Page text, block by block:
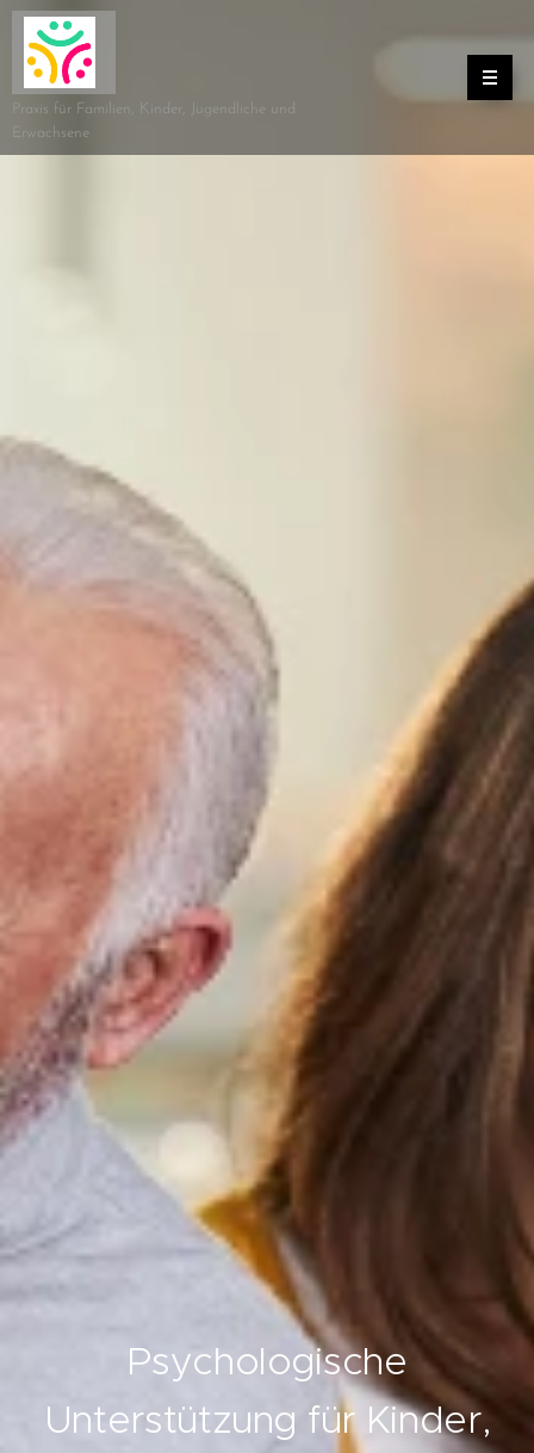
Praxis für Familien, Kinder, Jugendliche und
Erwachsene
Psychologische
Unterstützung für Kinder,